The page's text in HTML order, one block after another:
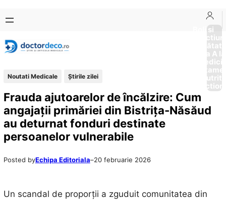
conținut
content
Boli si
Afectiuni
Sănătate
de la A
Noutati Medicale Știrile zilei
Frauda ajutoarelor de încălzire: Cum
angajații primăriei din Bistrița-Năsăud
au deturnat fonduri destinate
persoanelor vulnerabile
Posted byEchipa Editoriala–20 februarie 2026
Un scandal de proporții a zguduit comunitatea din